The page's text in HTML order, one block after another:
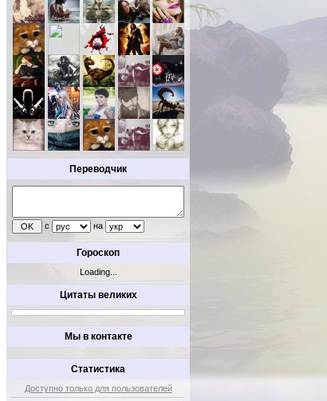
Переводчик
с на
Гороскоп
Loading...
Цитаты великих
Мы в контакте
Статистика
Доступно только для пользователей